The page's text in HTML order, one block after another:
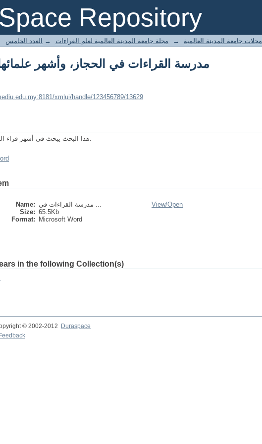
Repository
مدرسة القراءات في الحجاز، وأشهر علمائها،
مجلات جامعة المدينة العالمية → مجلة جامعة المدينة العالمية لعلم القراءات → العدد الخامس
مدرسة القراءات في الحجاز، وأشهر
xmlui/handle/123456789/13629
هذا البحث يبحث في أشهر قراء الطبقة الثامنة عشرة.
Name:
مدرسة القراءات في ...
Size: 65.5Kb
Format:
Microsoft Word
View/Open
in the following Collection(s)
© 2002-2012 Duraspace